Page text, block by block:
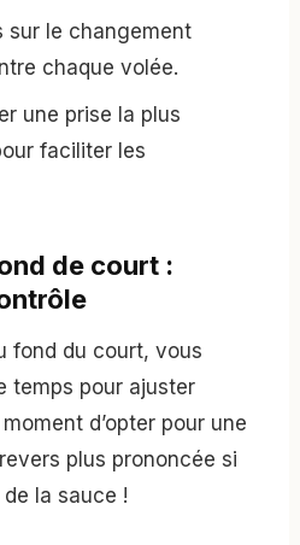
sur le changement
chaque volée.
une prise la plus
faciliter les
de court :
fond du court, vous
temps pour ajuster
d’opter pour une
plus prononcée si
la sauce !